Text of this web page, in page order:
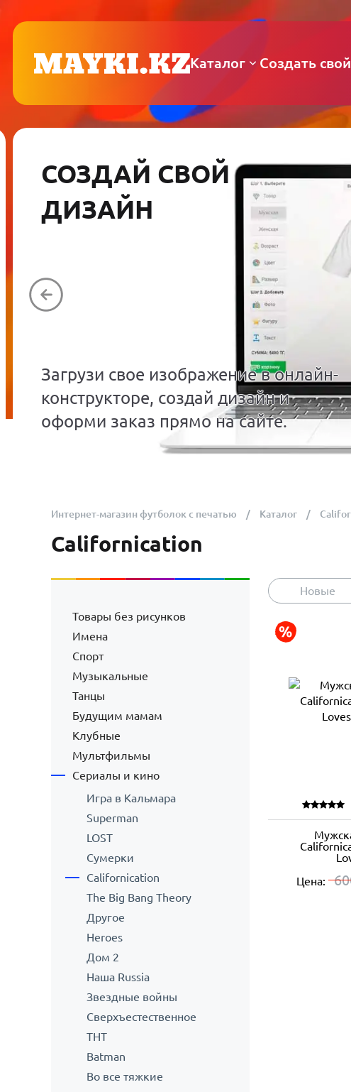
Каталог Создать
СОЗДАЙ СВОЙ
ДИЗАЙН
Загрузи свое изображение в онлайн-
конструкторе, создай дизайн и
оформи заказ прямо на сайте.
Интернет-магазин футболок с печатью Каталог
Californication
Товары без рисунков
Имена
Спорт
Музыкальные
Танцы
Будущим мамам
Клубные
Мультфильмы
Сериалы и кино
Игра в Кальмара
Superman
LOST
Сумерки
Californication
The Big Bang Theory
Другое
Heroes
Дом 2
Наша Russia
Звездные войны
Сверхъестественное
ТНТ
Batman
Во все тяжкие
Новые
Цена: